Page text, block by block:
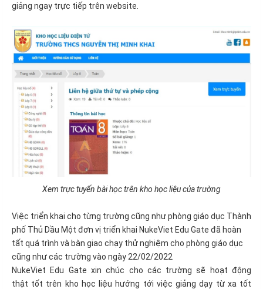
giảng ngay trực tiếp trên website.
Xem trực tuyến bài học trên kho học liệu của trường
Việc triển khai cho từng trường cũng như phòng giáo dục Thành
phố Thủ Dầu Một đơn vị triển khai NukeViet Edu Gate đã hoàn
tất quá trình và bàn giao chạy thử nghiệm cho phòng giáo dục
cũng như các trường vào ngày 22/02/2022
NukeViet Edu Gate xin chúc cho các trường sẽ hoạt động
thật tốt trên kho học liệu hướng tới việc giảng dạy từ xa tốt